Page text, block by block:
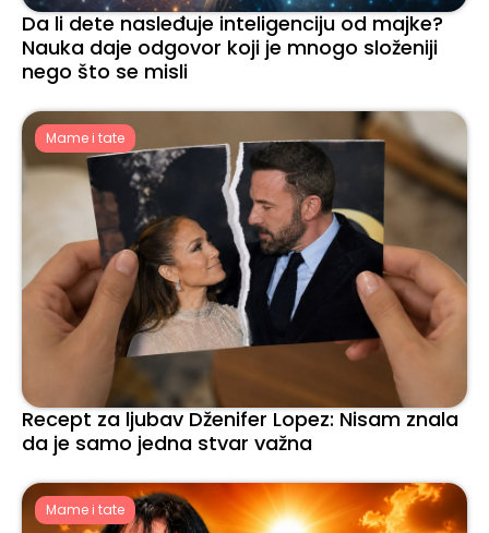
Da li dete nasleđuje inteligenciju od majke?
Nauka daje odgovor koji je mnogo složeniji
nego što se misli
Mame i tate
Recept za ljubav Dženifer Lopez: Nisam znala
da je samo jedna stvar važna
Mame i tate